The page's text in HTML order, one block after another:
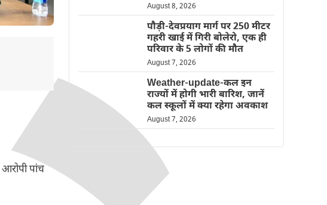
पांच
August 8, 2026
पौड़ी-देवप्रयाग मार्ग पर 250 मीटर
गहरी खाई में गिरी बोलेरो, एक ही
परिवार के 5 लोगों की मौत
August 7, 2026
Weather-update-कल इन
राज्यों में होगी भारी बारिश, जानें
कल स्कूलों में क्या रहेगा अवकाश
August 7, 2026